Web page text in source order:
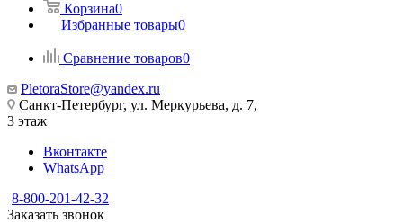
Корзина0
Избранные товары0
Сравнение товаров0
PletoraStore@yandex.ru
Санкт-Петербург, ул. Меркурьева, д. 7,
3 этаж
Вконтакте
WhatsApp
8-800-201-42-32
Заказать звонок